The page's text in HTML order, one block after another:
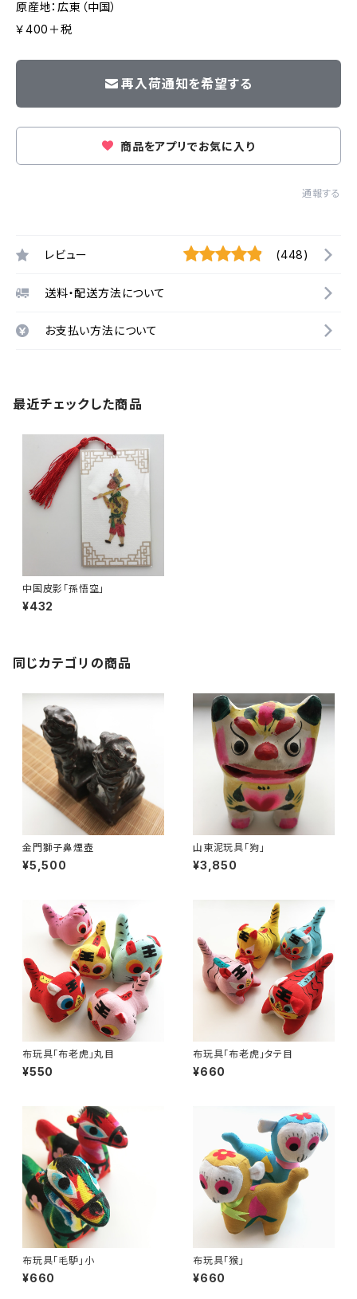
原産地：広東（中国）
￥400＋税
再入荷通知を希望する
商品をアプリでお気に入り
通報する
レビュー (448)
送料・配送方法について
お支払い方法について
最近チェックした商品
中国皮影「孫悟空」
¥432
同じカテゴリの商品
金門獅子鼻煙壺
¥5,500
山東泥玩具「狗」
¥3,850
布玩具「布老虎」丸目
¥550
布玩具「布老虎」タテ目
¥660
布玩具「毛馿」小
¥660
布玩具「猴」
¥660